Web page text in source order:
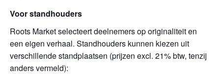
Voor standhouders
Roots Market selecteert deelnemers op originaliteit en
een eigen verhaal. Standhouders kunnen kiezen uit
verschillende standplaatsen (prijzen excl. 21% btw, tenzij
anders vermeld):